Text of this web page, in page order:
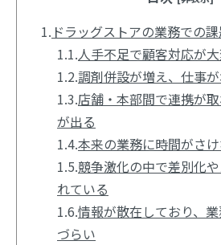
1. ドラッグストアの業務での
1.1.人手不足で顧客対応が
1.2.調剤併設が増え、仕事
1.3.店舗・本部間で連携が
が出る
1.4.本来の業務に時間がさ
1.5.競争激化の中で差別化
れている
1.6.情報が散在しており、
づらい